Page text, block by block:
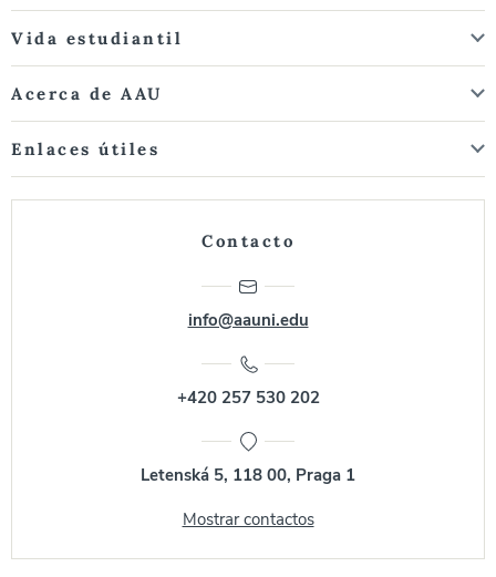
Vida estudiantil
Acerca de AAU
Enlaces útiles
Contacto
info@aauni.edu
+420 257 530 202
Letenská 5, 118 00, Praga 1
Mostrar contactos